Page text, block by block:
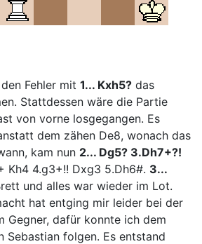
Fehler mit 1... Kxh5? das
Stattdessen wäre die Partie
von vorne losgegangen. Es
dem zähen De8, wonach das
kam nun 2... Dg5? 3.Dh7+?!
Kh4 4.g3+!! Dxg3 5.Dh6#. 3...
und alles war wieder im Lot.
hat entging mir leider bei der
Gegner, dafür konnte ich dem
Sebastian folgen. Es entstand